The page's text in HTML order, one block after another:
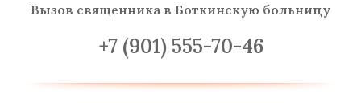
Вызов священника в Боткинскую больницу
+7 (901) 555-70-46